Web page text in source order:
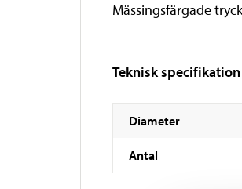
Mässingsfärgade
Teknisk specifikation
Diameter
Antal